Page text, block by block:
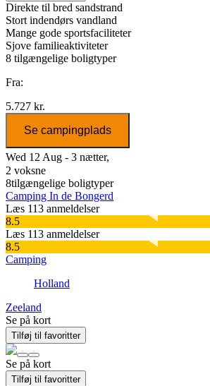
Direkte til bred sandstrand
Stort indendørs vandland
Mange gode sportsfaciliteter
Sjove familieaktiviteter
8 tilgængelige boligtyper
Fra:
5.727 kr.
Se campingplads
Wed 12 Aug - 3 nætter,
2 voksne
8tilgængelige boligtyper
Camping In de Bongerd
Læs 113 anmeldelser
8.5
Læs 113 anmeldelser
8.5
Camping
Holland
Zeeland
Se på kort
Tilføj til favoritter
Se på kort
Tilføj til favoritter